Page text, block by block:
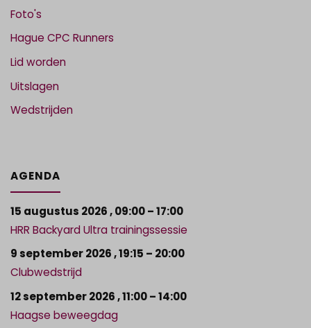
Foto's
Hague CPC Runners
Lid worden
Uitslagen
Wedstrijden
AGENDA
15 augustus 2026,09:00– 17:00
HRR Backyard Ultra trainingssessie
9 september 2026,19:15 – 20:00
Clubwedstrijd
12 september 2026,11:00– 14:00
Haagse beweegdag